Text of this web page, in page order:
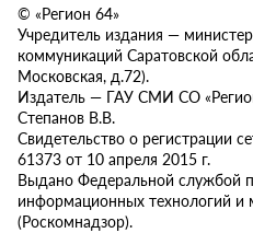
© «Регион 64»
Учредитель издания —
коммуникаций Саратовской
Московская, д.72).
Издатель — ГАУ СМИ СО
Степанов В.В.
Свидетельство о регистрации
61373 от 10 апреля 2015 г.
Выдано Федеральной службой
информационных технологий и
(Роскомнадзор).